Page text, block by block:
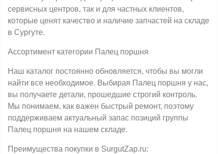
сервисных центров, так и для частных клиентов,
которые ценят качество и наличие запчастей на складе
в Сургуте.
Ассортимент категории Палец поршня
Наш каталог постоянно обновляется, чтобы вы могли
найти все необходимое. Выбирая Палец поршня у нас,
вы получаете детали, прошедшие строгий контроль.
Мы понимаем, как важен быстрый ремонт, поэтому
поддерживаем актуальный запас позиций группы
Палец поршня на нашем складе.
Преимущества покупки в SurgutZap.ru: